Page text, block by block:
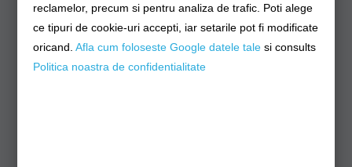
reclamelor, precum si pentru analiza de trafic. Poti alege
ce tipuri de cookie-uri accepti, iar setarile pot fi modificate
oricand.Afla cum foloseste Google datele tale si consults
Politica noastra de confidentialitate